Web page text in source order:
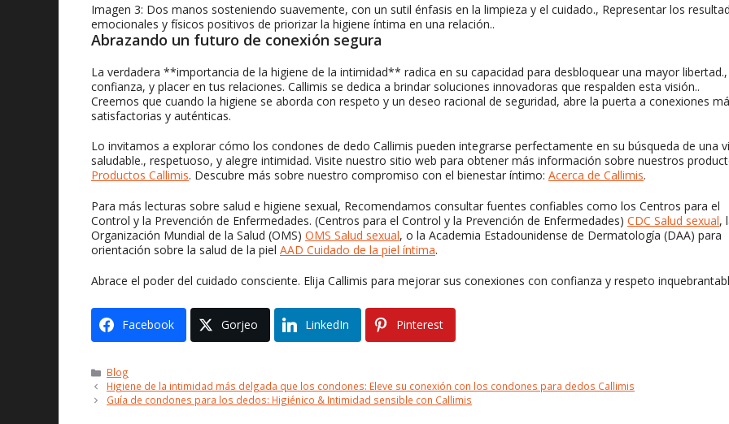
Imagen 3: Dos manos sosteniendo suavemente, con un sutil énfasis en la limpieza y el cuidado., Representar los
emocionales y físicos positivos de priorizar la higiene íntima en una relación..
Abrazando un futuro de conexión segura
La verdadera **importancia de la higiene de la intimidad** radica en su capacidad para desbloquear una mayor libertad.,
confianza, y placer en tus relaciones. Callimis se dedica a brindar soluciones innovadoras que respalden esta visión..
Creemos que cuando la higiene se aborda con respeto y un deseo racional de seguridad, abre la puerta a conexiones
satisfactorias y auténticas.
Lo invitamos a explorar cómo los condones de dedo Callimis pueden integrarse perfectamente en su búsqueda de una
saludable., respetuoso, y alegre intimidad. Visite nuestro sitio web para obtener más información sobre nuestros
Productos Callimis. Descubre más sobre nuestro compromiso con el bienestar íntimo: Acerca de Callimis.
Para más lecturas sobre salud e higiene sexual, Recomendamos consultar fuentes confiables como los Centros para el
Control y la Prevención de Enfermedades. (Centros para el Control y la Prevención de Enfermedades) CDC Salud sexual,
Organización Mundial de la Salud (OMS) OMS Salud sexual, o la Academia Estadounidense de Dermatología (DAA) para
orientación sobre la salud de la piel AAD Cuidado de la piel íntima.
Abrace el poder del cuidado consciente. Elija Callimis para mejorar sus conexiones con confianza y respeto
Facebook Gorjeo LinkedIn Pinterest
Categorías
Blog
Higiene de la intimidad más delgada que los condones: Eleve su conexión con los condones para dedos Callimis
Guía de condones para los dedos: Higiénico & Intimidad sensible con Callimis